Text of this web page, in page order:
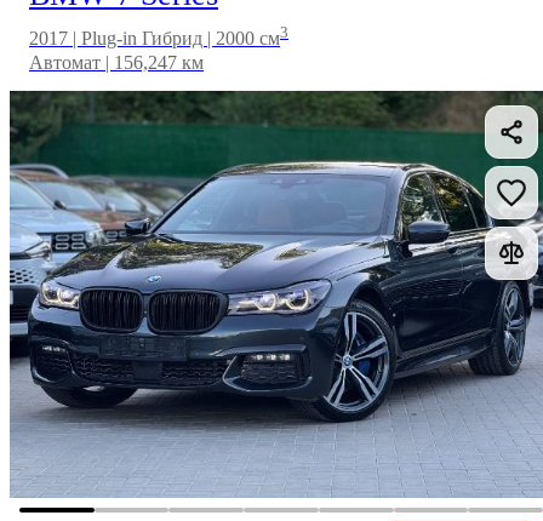
2017 | Plug-in Гибрид | 2000 см3
Автомат | 156,247 км